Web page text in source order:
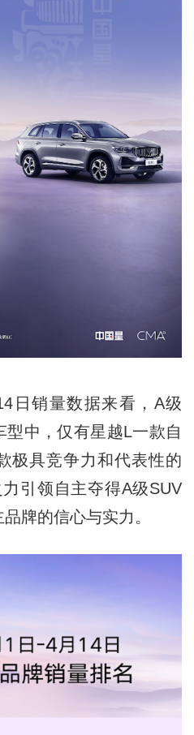
销量数据来看，A级
型中，仅有星越L一款自
极具竞争力和代表性的
引领自主夺得A级SUV
牌的信心与实力。